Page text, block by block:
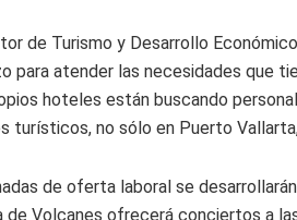
de Turismo y Desarrollo
para atender las necesidades que
hoteles están buscando
turísticos, no sólo en Puerto
de oferta laboral se
de Volcanes ofrecerá conciertos a